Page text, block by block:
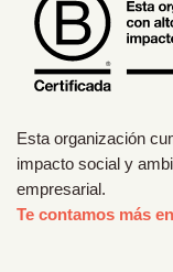
Esta organización
impacto social y
empresarial.
Te contamos más